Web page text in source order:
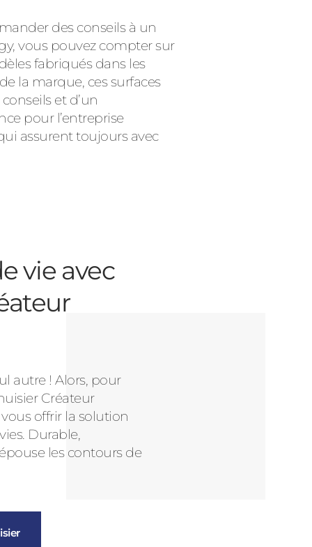
des conseils à un
vous pouvez compter sur
fabriqués dans les
la marque, ces surfaces
et d’un
pour l’entreprise
assurent toujours avec
vie avec
autre ! Alors, pour
Créateur
offrir la solution
Durable,
les contours de